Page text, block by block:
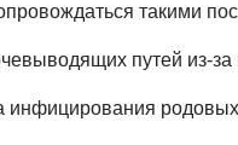
такими
путей из-
инфицирования